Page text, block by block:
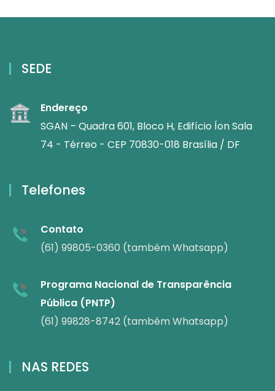
SEDE
Endereço
SGAN – Quadra 601, Bloco H, Edifício Íon Sala
74 - Térreo - CEP 70830-018 Brasília / DF
Telefones
Contato
(61) 99805-0360 (também Whatsapp)
Programa Nacional de Transparência
Pública (PNTP)
(61) 99828-8742 (também Whatsapp)
NAS REDES